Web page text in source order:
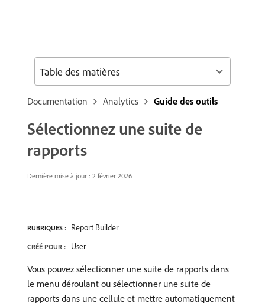
Documentation Analytics Guide des outils
Sélectionnez une suite de
rapports
Dernière mise à jour : 2 février 2026
RUBRIQUES : Report Builder
CRÉÉ POUR : User
Vous pouvez sélectionner une suite de rapports dans
le menu déroulant ou sélectionner une suite de
rapports dans une cellule et mettre automatiquement
Table des matières